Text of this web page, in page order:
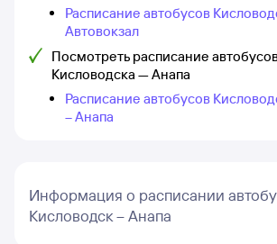
Расписание автобусов
Автовокзал
Посмотреть расписание
Кисловодска — Анапа
Расписание автобусов
– Анапа
Информация о расписании
Кисловодск – Анапа